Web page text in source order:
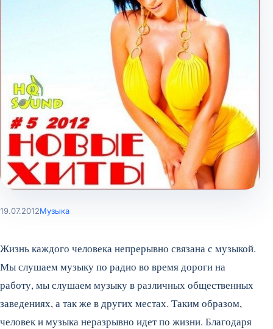
19.07.2012Музыка
Жизнь каждого человека непрерывно связана с музыкой.
Мы слушаем музыку по радио во время дороги на
работу, мы слушаем музыку в различных общественных
заведениях, а так же в других местах. Таким образом,
человек и музыка неразрывно идет по жизни. Благодаря